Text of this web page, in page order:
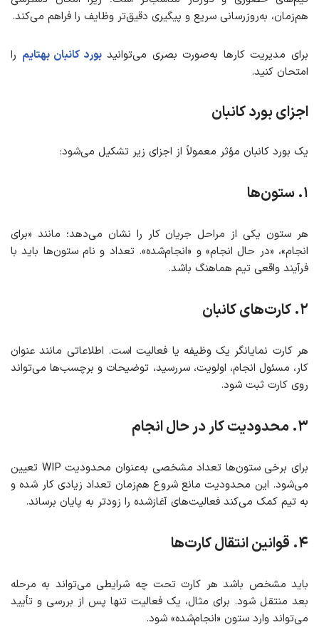
هم‌زمان، به‌روزرسانی سریع و پیگیری دقیق‌تر وظایف را فراهم می‌کند.
برای مدیریت کارها به‌صورت بصری می‌توانیدبورد کانبان بهتایم را
امتحان کنید.
اجزای بورد کانبان
یک بورد کانبان مؤثر معمولاً از اجزای زیر تشکیل می‌شود:
۱. ستون‌ها
هر ستون یکی از مراحل جریان کار را نشان می‌دهد؛ مانند «برای
انجام»، «در حال انجام» و «انجام‌شده». تعداد و نام ستون‌ها باید با
فرآیند واقعی تیم هماهنگ باشد.
۲. کارت‌های کانبان
هر کارت نمایانگر یک وظیفه یا فعالیت است. اطلاعاتی مانند عنوان
کار، مسئول انجام، اولویت، سررسید، توضیحات و برچسب‌ها می‌تواند
روی کارت ثبت شود.
۳. محدودیت کار در حال انجام
برای برخی ستون‌ها تعداد مشخصی به‌عنوان محدودیت WIP تعیین
می‌شود. این محدودیت مانع شروع هم‌زمان تعداد زیادی کار شده و
به تیم کمک می‌کند فعالیت‌های آغازشده را زودتر به پایان برساند.
۴. قوانین انتقال کارت‌ها
باید مشخص باشد هر کارت تحت چه شرایطی می‌تواند به مرحله
بعد منتقل شود. برای مثال، یک فعالیت تنها پس از بررسی و تأیید
می‌تواند وارد ستون «انجام‌شده» شود.